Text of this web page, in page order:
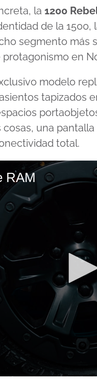
la 1200
de la 1500,
segmento más
en
modelo
tapizados
una
total.
RAM